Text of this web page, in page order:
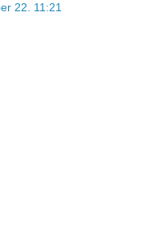
22. 11:21